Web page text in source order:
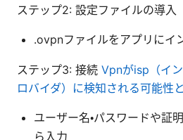
ステップ2: 設定ファイルの導入
.ovpnファイルをアプリにイ
ステップ3: 接続 Vpnがisp（イ
ロバイダ）に検知される可能性
ユーザー名・パスワードや証
ら入力